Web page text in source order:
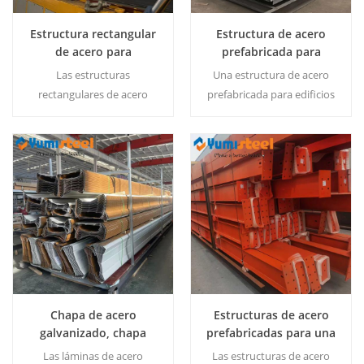
Estructura rectangular
de acero para
construcción de alta
calidad
Las estructuras
rectangulares de acero
construcción de alta calidad
gracias a su geometría
simple, una distribución
eficiente de las fuerzas y
una fabricación sencilla.
Lee Mas
Estructura de acero
prefabricada para
almacén industrial
comercial.
Una estructura de acero
prefabricada para edificios
ofrece un montaje rápido,
alta durabilidad y
rentabilidad para uso
industrial y de almacén.
Lee Mas
Chapa de acero
galvanizado, chapa
ondulada para techos
Las láminas de acero
Estructuras de acero
prefabricadas para una
instalación más rápida
Las estructuras de acero